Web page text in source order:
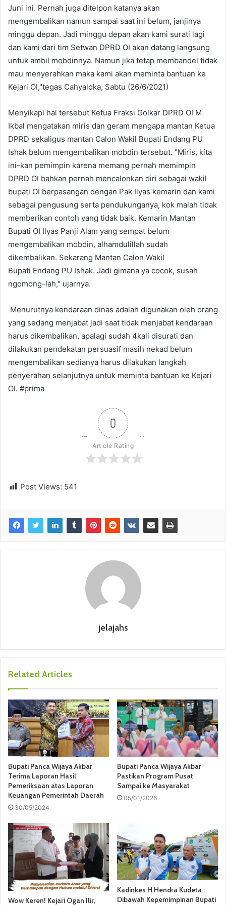
Juni ini. Pernah juga ditelpon katanya akan
mengembalikan namun sampai saat ini belum, janjinya
minggu depan. Jadi minggu depan akan kami surati lagi
dan kami dari tim Setwan DPRD OI akan datang langsung
untuk ambil mobdinnya. Namun jika tetap membandel tidak
mau menyerahkan maka kami akan meminta bantuan ke
Kejari OI,"tegas Cahyaloka, Sabtu (26/6/2021)
Menyikapi hal tersebut Ketua Fraksi Golkar DPRD OI M
Ikbal mengatakan miris dan geram mengapa mantan Ketua
DPRD sekaligus mantan Calon Wakil Bupati Endang PU
Ishak belum mengembalikan mobdin tersebut. "Miris, kita
ini-kan pemimpin karena memang pernah memimpin
DPRD OI bahkan pernah mencalonkan diri sebagai wakil
bupati OI berpasangan dengan Pak Ilyas kemarin dan kami
sebagai pengusung serta pendukunganya, kok malah tidak
memberikan contoh yang tidak baik. Kemarin Mantan
Bupati OI Ilyas Panji Alam yang sempat belum
mengembalikan mobdin, alhamdulillah sudah
dikembalikan. Sekarang Mantan Calon Wakil
Bupati Endang PU Ishak. Jadi gimana ya cocok, susah
ngomong-lah," ujarnya.
Menurutnya kendaraan dinas adalah digunakan oleh orang
yang sedang menjabat jadi saat tidak menjabat kendaraan
harus dikembalikan, apalagi sudah 4kali disurati dan
dilakukan pendekatan persuasif masih nekad belum
mengembalikan sedianya harus dilakukan langkah
penyerahan selanjutnya untuk meminta bantuan ke Kejari
OI. #prima
0
Article Rating
Post Views: 541
jelajahs
Related Articles
Bupati Panca Wijaya Akbar
Terima Laporan Hasil
Pemeriksaan atas Laporan
Keuangan Pemerintah Daerah
30/05/2024
Bupati Panca Wijaya Akbar
Pastikan Program Pusat
Sampai ke Masyarakat
05/01/2026
Wow Keren! Kejari Ogan Ilir,
Kadinkes H Hendra Kudeta :
Dibawah Kepemimpinan Bupati